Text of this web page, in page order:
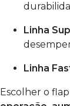
Linha
Linha
Escolher o